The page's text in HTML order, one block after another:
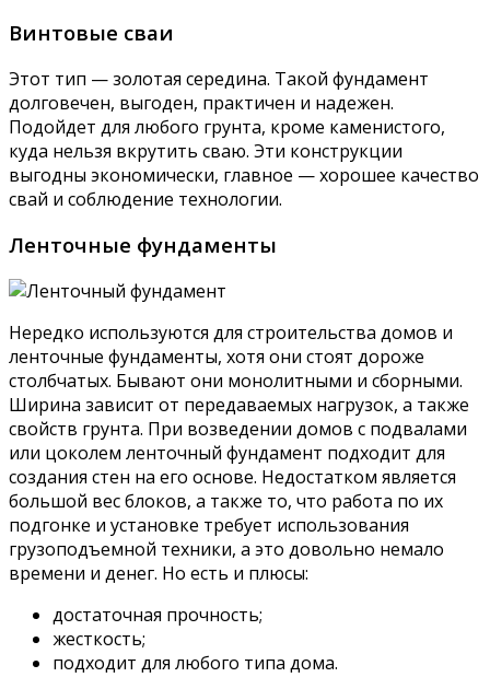
Винтовые сваи
Этот тип — золотая середина. Такой фундамент
долговечен, выгоден, практичен и надежен.
Подойдет для любого грунта, кроме каменистого,
куда нельзя вкрутить сваю. Эти конструкции
выгодны экономически, главное — хорошее качество
свай и соблюдение технологии.
Ленточные фундаменты
Нередко используются для строительства домов и
ленточные фундаменты, хотя они стоят дороже
столбчатых. Бывают они монолитными и сборными.
Ширина зависит от передаваемых нагрузок, а также
свойств грунта. При возведении домов с подвалами
или цоколем ленточный фундамент подходит для
создания стен на его основе. Недостатком является
большой вес блоков, а также то, что работа по их
подгонке и установке требует использования
грузоподъемной техники, а это довольно немало
времени и денег. Но есть и плюсы:
достаточная прочность;
жесткость;
подходит для любого типа дома.